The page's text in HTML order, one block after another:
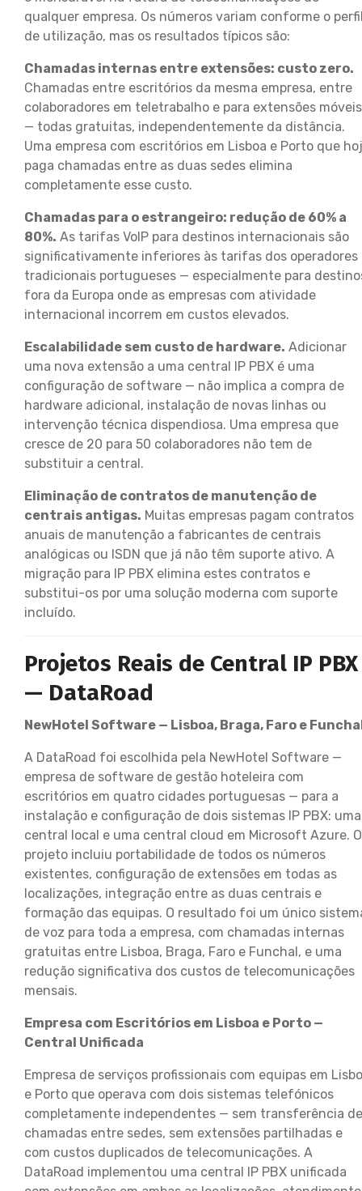
qualquer empresa. Os números variam conforme o
de utilização, mas os resultados típicos são:
Chamadas internas entre extensões: custo zero.
Chamadas entre escritórios da mesma empresa, entre
colaboradores em teletrabalho e para extensões móveis
— todas gratuitas, independentemente da distância.
Uma empresa com escritórios em Lisboa e Porto que
paga chamadas entre as duas sedes elimina
completamente esse custo.
Chamadas para o estrangeiro: redução de 60% a
80%. As tarifas VoIP para destinos internacionais são
significativamente inferiores às tarifas dos operadores
tradicionais portugueses — especialmente para
fora da Europa onde as empresas com atividade
internacional incorrem em custos elevados.
Escalabilidade sem custo de hardware. Adicionar
uma nova extensão a uma central IP PBX é uma
configuração de software — não implica a compra de
hardware adicional, instalação de novas linhas ou
intervenção técnica dispendiosa. Uma empresa que
cresce de 20 para 50 colaboradores não tem de
substituir a central.
Eliminação de contratos de manutenção de
centrais antigas. Muitas empresas pagam contratos
anuais de manutenção a fabricantes de centrais
analógicas ou ISDN que já não têm suporte ativo. A
migração para IP PBX elimina estes contratos e
substitui-os por uma solução moderna com suporte
incluído.
Projetos Reais de Central IP PBX
— DataRoad
NewHotel Software — Lisboa, Braga, Faro e
A DataRoad foi escolhida pela NewHotel Software —
empresa de software de gestão hoteleira com
escritórios em quatro cidades portuguesas — para a
instalação e configuração de dois sistemas IP PBX: uma
central local e uma central cloud em Microsoft Azure. O
projeto incluiu portabilidade de todos os números
existentes, configuração de extensões em todas as
localizações, integração entre as duas centrais e
formação das equipas. O resultado foi um único
de voz para toda a empresa, com chamadas internas
gratuitas entre Lisboa, Braga, Faro e Funchal, e uma
redução significativa dos custos de telecomunicações
mensais.
Empresa com Escritórios em Lisboa e Porto —
Central Unificada
Empresa de serviços profissionais com equipas em
e Porto que operava com dois sistemas telefónicos
completamente independentes — sem transferência de
chamadas entre sedes, sem extensões partilhadas e
com custos duplicados de telecomunicações. A
DataRoad implementou uma central IP PBX unificada